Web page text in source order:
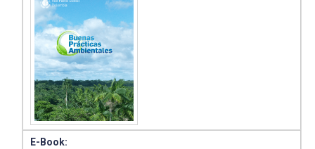
E-Book: